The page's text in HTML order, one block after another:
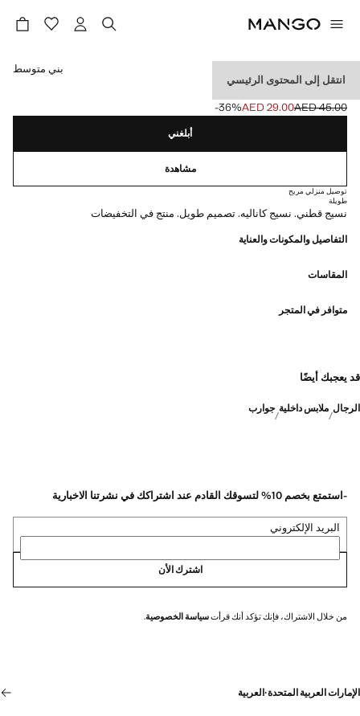
انتقل إلى المحتوى الرئيسي
جوارب قطنية مضلعة
السعر الأول محذوف [AED 45.00 ]
AED 45.00
السعر الحالي [AED 29.00 ]AED 29.00
‎-36‎%‎
حدد اللون
بني متوسط
أبلغني
مشاهدة
توصيل منزلي مريح
طويلة
نسيج قطني. نسيج كاناليه. تصميم طويل. منتج في التخفيضات
التفاصيل والمكونات والعناية
المقاسات
متوافر في المتجر
قد يعجبك أيضًا
الرجال ملابس داخلية جوارب
-استمتع بخصم 10% لتسوقك القادم عند اشتراكك في نشرتنا الاخبارية
البريد الإلكتروني
اشترك الأن
من خلال الاشتراك، فإنك تؤكد أنك قرأتسياسة الخصوصية.
الإمارات العربية المتحدة·العربية